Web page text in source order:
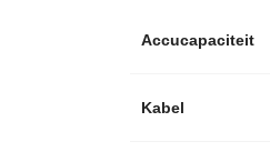
Accucapaciteit
Kabel